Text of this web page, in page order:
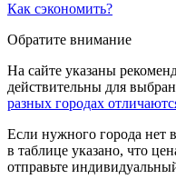
Как сэкономить?
Обратите внимание
На сайте указаны
действительны для
разных городах
Если нужного города нет
в таблице указано, что
отправьте